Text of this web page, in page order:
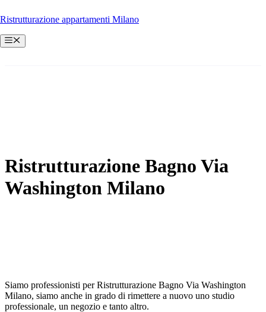
al
Ristrutturazione appartamenti Milano
Menu
Ristrutturazione Bagno Via
Washington Milano
Siamo professionisti per Ristrutturazione Bagno Via Washington
Milano, siamo anche in grado di rimettere a nuovo uno studio
professionale, un negozio e tanto altro.